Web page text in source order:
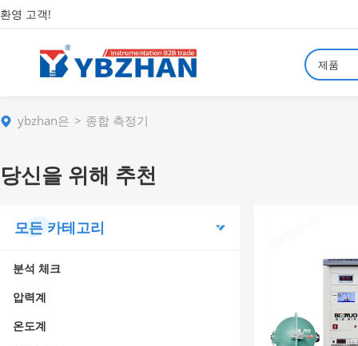
환영 고객!
제품
ybzhan은 종합 측정기
당신을 위해 추천
모든 카테고리
분석 체크
압력계
온도계